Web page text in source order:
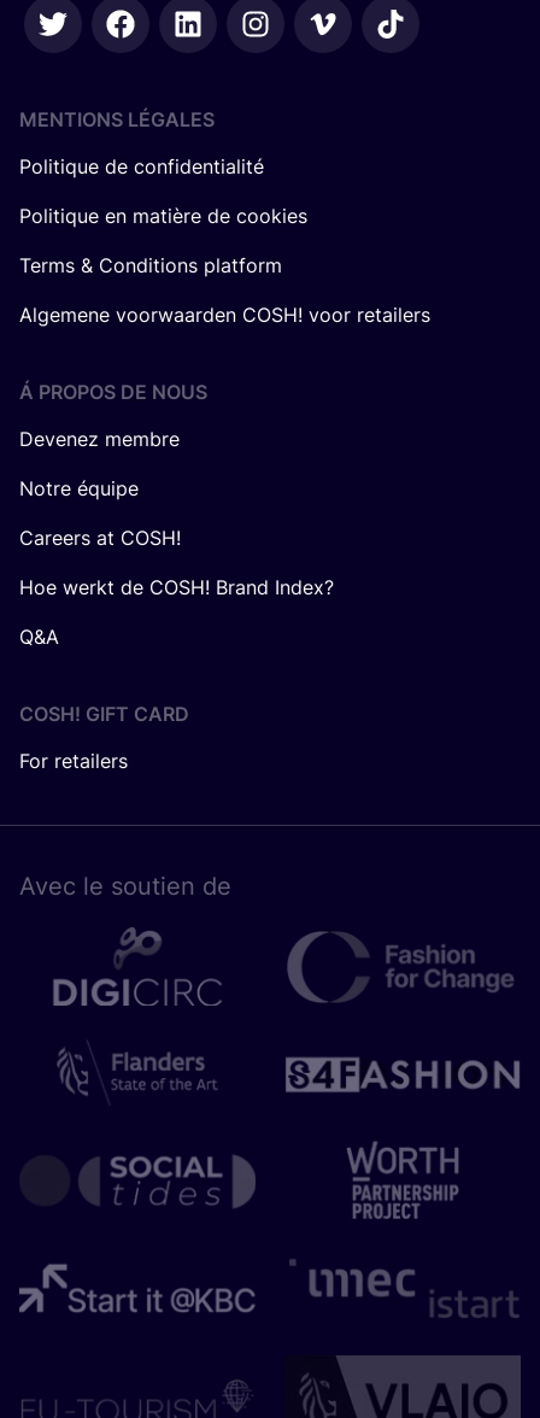
MENTIONS LÉGALES
Politique de confidentialité
Politique en matière de cookies
Terms & Conditions platform
Algemene voorwaarden COSH! voor retailers
Á PROPOS DE NOUS
Devenez membre
Notre équipe
Careers at COSH!
Hoe werkt de COSH! Brand Index?
Q&A
COSH! GIFT CARD
For retailers
Avec le sou­tien de